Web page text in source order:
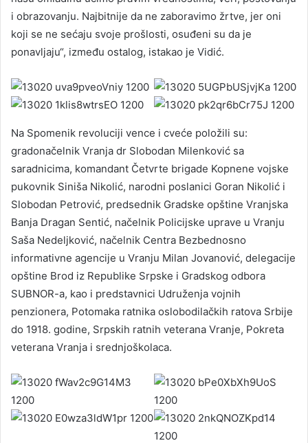
i obrazovanju. Najbitnije da ne zaboravimo žrtve, jer oni
koji se ne sećaju svoje prošlosti, osuđeni su da je
ponavljaju“, između ostalog, istakao je Vidić.
Na Spomenik revoluciji vence i cveće položili su:
gradonačelnik Vranja dr Slobodan Milenković sa
saradnicima, komandant Četvrte brigade Kopnene vojske
pukovnik Siniša Nikolić, narodni poslanici Goran Nikolić i
Slobodan Petrović, predsednik Gradske opštine Vranjska
Banja Dragan Sentić, načelnik Policijske uprave u Vranju
Saša Nedeljković, načelnik Centra Bezbednosno
informativne agencije u Vranju Milan Jovanović, delegacije
opštine Brod iz Republike Srpske i Gradskog odbora
SUBNOR-a, kao i predstavnici Udruženja vojnih
penzionera, Potomaka ratnika oslobodilačkih ratova Srbije
do 1918. godine, Srpskih ratnih veterana Vranje, Pokreta
veterana Vranja i srednjoškolaca.